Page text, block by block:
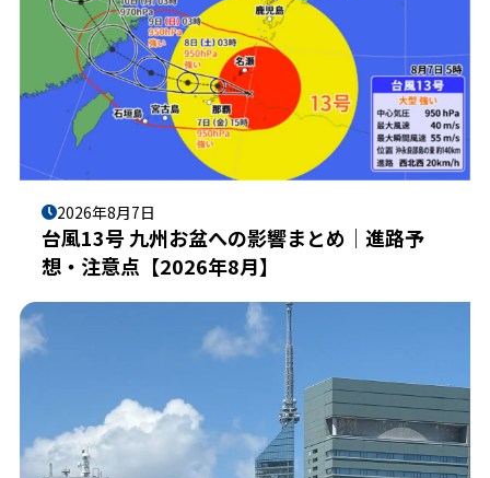
2026年8月7日
台風13号 九州お盆への影響まとめ｜進路予
想・注意点【2026年8月】